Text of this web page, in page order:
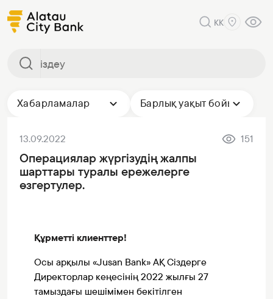
KK
Хабарламалар Барлық уақыт бойы
13.09.2022 151
Операциялар жүргізудің жалпы
шарттары туралы ережелерге
өзгертулер.
Құрметті клиенттер!
Осы арқылы «Jusan Bank» АҚ Сіздерге
Директорлар кеңесінің 2022 жылғы 27
тамыздағы шешімімен бекітілген